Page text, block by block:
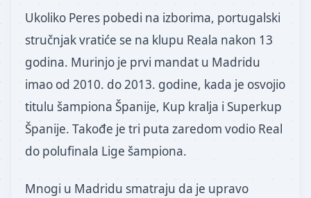
Ukoliko Peres pobedi na izborima, portugalski
stručnjak vratiće se na klupu Reala nakon 13
godina. Murinjo je prvi mandat u Madridu
imao od 2010. do 2013. godine, kada je osvojio
titulu šampiona Španije, Kup kralja i Superkup
Španije. Takođe je tri puta zaredom vodio Real
do polufinala Lige šampiona.
Mnogi u Madridu smatraju da je upravo